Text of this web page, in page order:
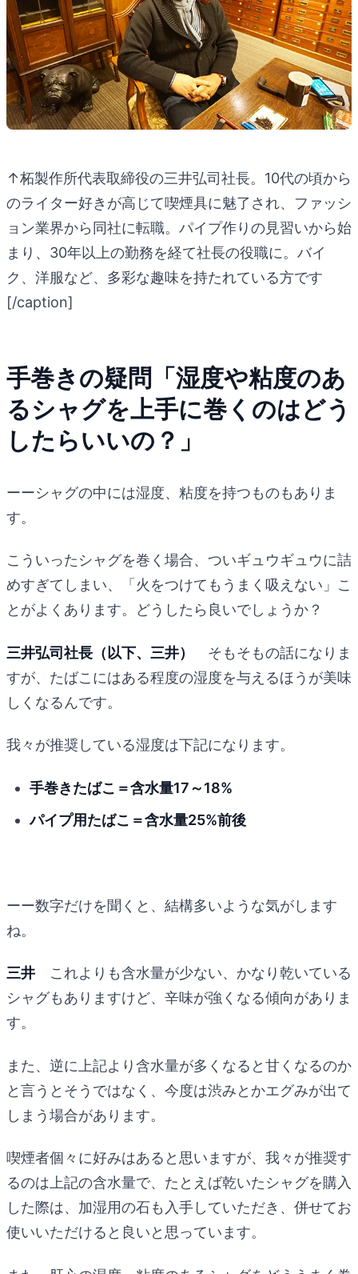
↑柘製作所代表取締役の三井弘司社長。10代の頃から
のライター好きが高じて喫煙具に魅了され、ファッシ
ョン業界から同社に転職。パイプ作りの見習いから始
まり、30年以上の勤務を経て社長の役職に。バイ
ク、洋服など、多彩な趣味を持たれている方です
[/caption]
手巻きの疑問「湿度や粘度のあ
るシャグを上手に巻くのはどう
したらいいの？」
ーーシャグの中には湿度、粘度を持つものもありま
す。
こういったシャグを巻く場合、ついギュウギュウに詰
めすぎてしまい、「火をつけてもうまく吸えない」こ
とがよくあります。どうしたら良いでしょうか？
三井弘司社長（以下、三井）
そもそもの話になりま
すが、たばこにはある程度の湿度を与えるほうが美味
しくなるんです。
我々が推奨している湿度は下記になります。
手巻きたばこ＝含水量17～18%
パイプ用たばこ＝含水量25%前後
ーー数字だけを聞くと、結構多いような気がします
ね。
三井 これよりも含水量が少ない、かなり乾いている
シャグもありますけど、辛味が強くなる傾向がありま
す。
また、逆に上記より含水量が多くなると甘くなるのか
と言うとそうではなく、今度は渋みとかエグみが出て
しまう場合があります。
喫煙者個々に好みはあると思いますが、我々が推奨す
るのは上記の含水量で、たとえば乾いたシャグを購入
した際は、加湿用の石も入手していただき、併せてお
使いいただけると良いと思っています。